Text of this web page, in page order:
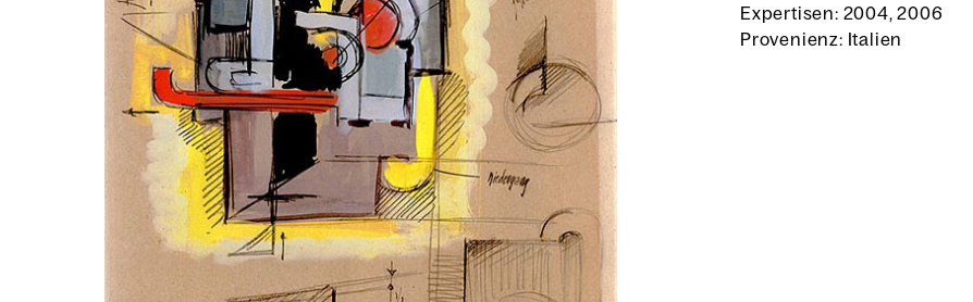
Expertisen: 2004, 2006
Provenienz: Italien